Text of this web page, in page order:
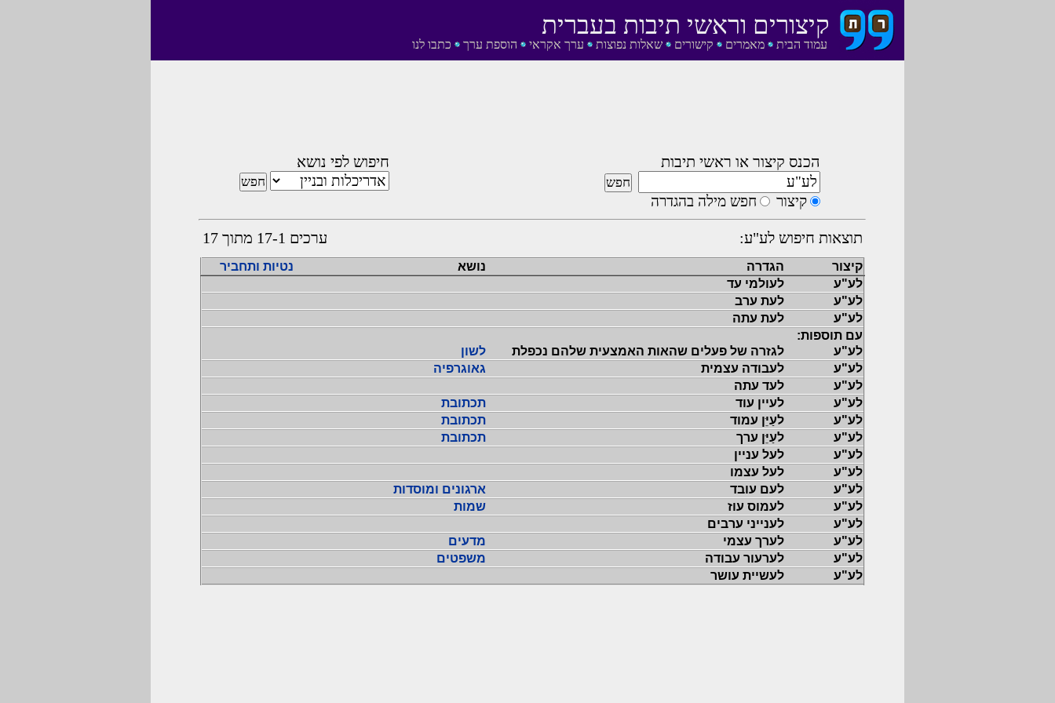
עמוד הבית מאמרים קישורים שאלות נפוצות ערך אקראי הוספת ערך כתבו לנו
קיצורים וראשי תיבות בעברית
הכנס קיצור או ראשי תיבות
קיצור חפש מילה בהגדרה
חיפוש לפי נושא
תוצאות חיפוש לע"ע: ערכים 17-1 מתוך 17
קיצור הגדרה נושא
נטיות ותחביר
לע"ע
לעולמי עד
לע"ע
לעת ערב
לע"ע
לעת עתה
עם תוספות:
לע"ע
לגזרה של פעלים שהאות האמצעית שלהם נכפלת
לשון
לע"ע
לעבודה עצמית
גאוגרפיה
לע"ע
לעד עתה
לע"ע
לעיין עוד
תכתובת
לע"ע
לעַיֵּן עמוד
תכתובת
לע"ע
לעַיֵּן ערך
תכתובת
לע"ע
לעל עניין
לע"ע
לעל עצמו
לע"ע
לעם עובד
ארגונים ומוסדות
לע"ע
לעמוס עוז
שמות
לע"ע
לענייני ערבים
לע"ע
לערך עצמי
מדעים
לע"ע
לערעור עבודה
משפטים
לע"ע
לעשיית עושר